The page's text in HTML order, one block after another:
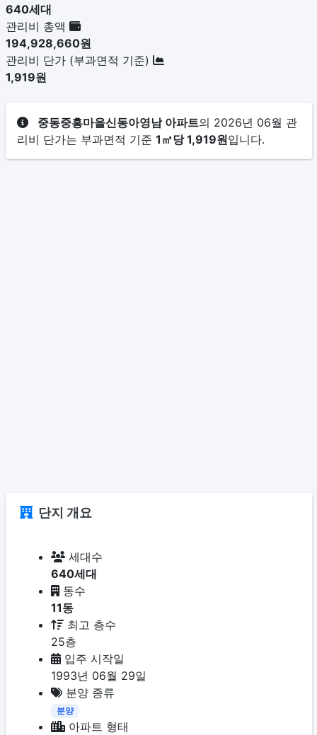
640세대
관리비 총액
194,928,660원
관리비 단가 (부과면적 기준)
1,919원
중동중흥마을신동아영남 아파트의 2026년 06월 관
리비 단가는 부과면적 기준 1㎡당 1,919원입니다.
단지 개요
세대수
640세대
동수
11동
최고 층수
25층
입주 시작일
1993년 06월 29일
분양 종류
분양
아파트 형태